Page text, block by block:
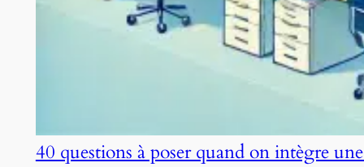
40 questions à poser quand on intègre